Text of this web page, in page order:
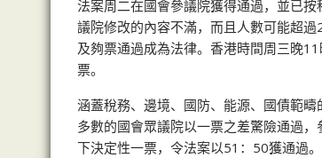
法案周二在國會參議院獲得通過，並已
議院修改的內容不滿，而且人數可能超
及夠票通過成為法律。香港時間周三晚
票。
涵蓋稅務、邊境、國防、能源、國債範
多數的國會眾議院以一票之差驚險通過
下決定性一票，令法案以51：50獲通過